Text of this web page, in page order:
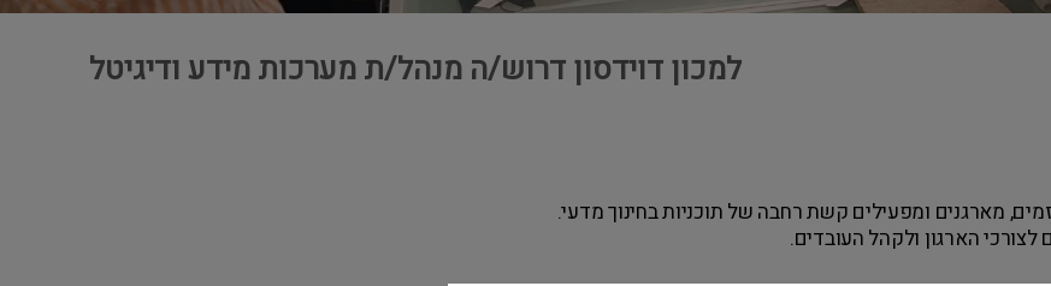
למכון דוידסון דרוש/ה מנהל/ת מערכות מידע ודיגיטל
מארגנים ומפעילים קשת רחבה של תוכניות בחינוך מדעי.
הארגון ולקהל העובדים.